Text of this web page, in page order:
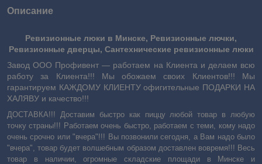
Описание
Ревизионные люки в Минске, Ревизионные лючки,
Ревизионные дверцы, Сантехнические ревизионные люки
Завод ООО Профивент ― работаем на Клиента и делаем всю
работу за Клиента!!! Мы обожаем своих Клиентов!!! Мы
гарантируем КАЖДОМУ КЛИЕНТУ офигительные ПОДАРКИ НА
ХАЛЯВУ и качество!!!
ДОСТАВКА!!! Доставим быстро как пиццу любой товар в любую
точку страны!!! Работаем очень быстро, работаем с теми, кому надо
очень срочно или "вчера"!!! Вы позвонили сегодня, а Вам надо было
"вчера", товар будет волшебным образом доставлен вовремя!!! Весь
товар в наличии, огромные складские площади в Минске и